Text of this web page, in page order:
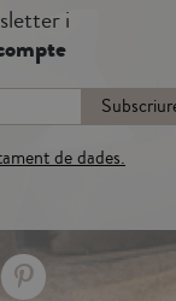
i
de dades.